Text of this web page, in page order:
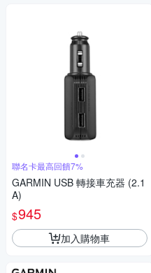
聯名卡最高回饋7%
GARMIN USB 轉接車充器 (2.1
A)
$945
加入購物車